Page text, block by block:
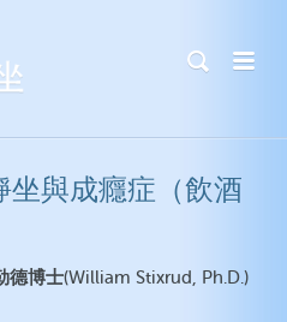
坐與成癮症（飲酒
德博士(William Stixrud, Ph.D.)